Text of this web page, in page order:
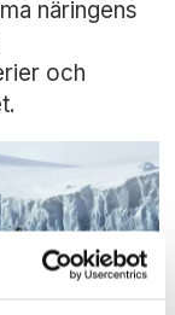
näringens
och